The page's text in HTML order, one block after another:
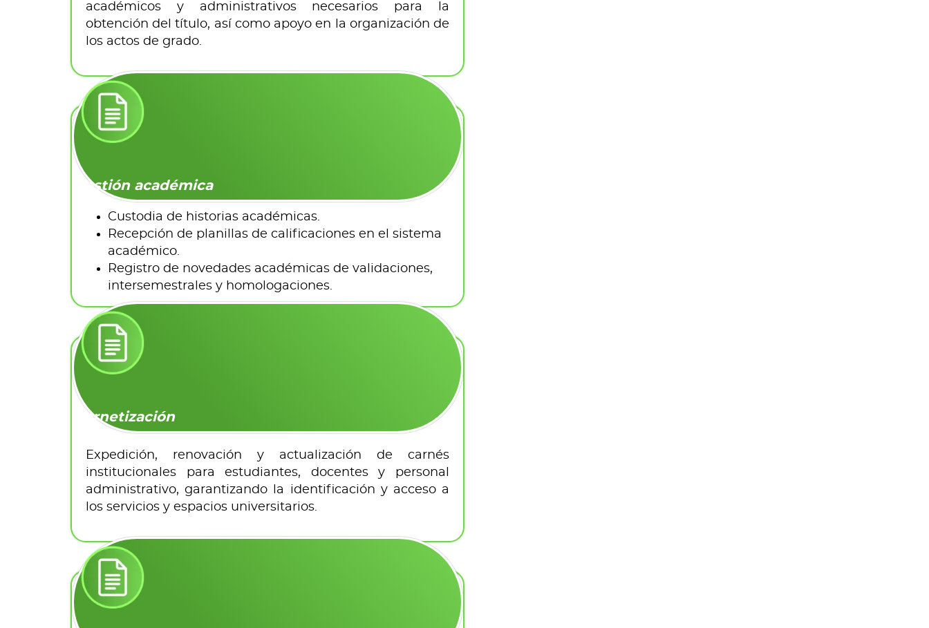
académicos y administrativos necesarios para la
obtención del título, así como apoyo en la organización de
los actos de grado.
Gestión académica
Custodia de historias académicas.
Recepción de planillas de calificaciones en el sistema
académico.
Registro de novedades académicas de validaciones,
intersemestrales y homologaciones.
Carnetización
Expedición, renovación y actualización de carnés
institucionales para estudiantes, docentes y personal
administrativo, garantizando la identificación y acceso a
los servicios y espacios universitarios.